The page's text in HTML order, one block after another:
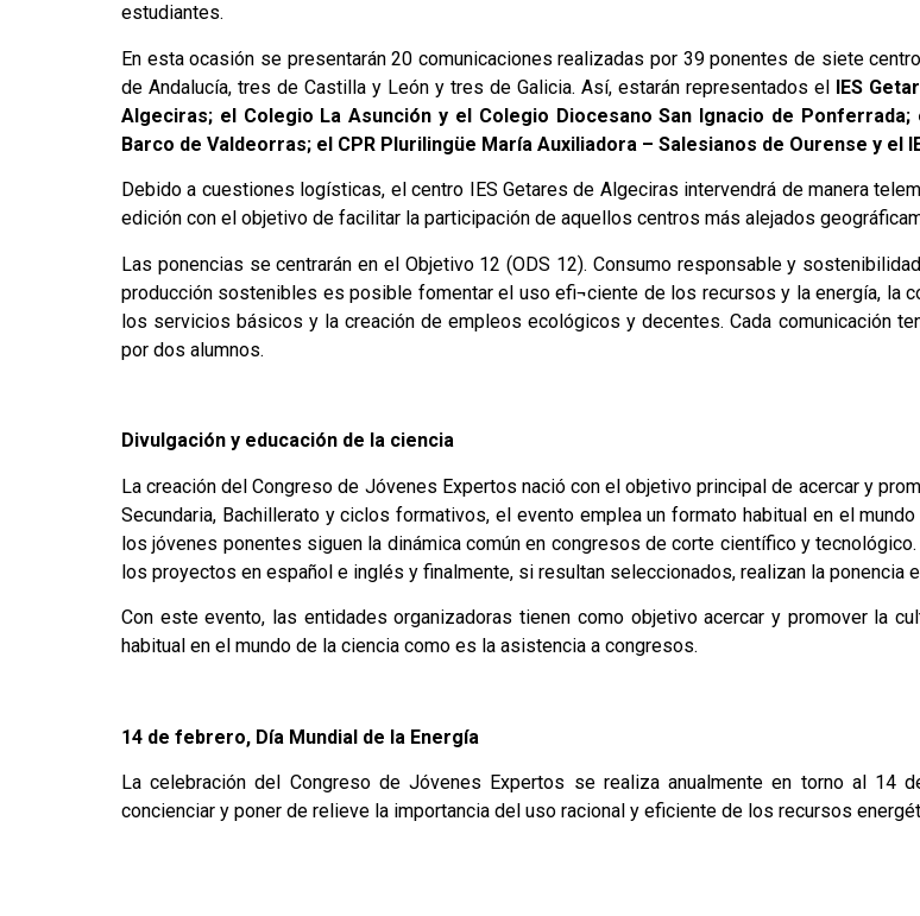
estudiantes.
En esta ocasión se presentarán 20 comunicaciones realizadas por 39 ponentes de siete
de Andalucía, tres de Castilla y León y tres de Galicia. Así, estarán representados el IES
Algeciras; el Colegio La Asunción y el Colegio Diocesano San Ignacio de
Barco de Valdeorras; el CPR Plurilingüe María Auxiliadora – Salesianos de Ourense y el
Debido a cuestiones logísticas, el centro IES Getares de Algeciras intervendrá de manera
edición con el objetivo de facilitar la participación de aquellos centros más alejados
Las ponencias se centrarán en el Objetivo 12 (ODS 12). Consumo responsable y
producción sostenibles es posible fomentar el uso efi¬ciente de los recursos y la energía, la
los servicios básicos y la creación de empleos ecológicos y decentes. Cada comunicación
por dos alumnos.
Divulgación y educación de la ciencia
La creación del Congreso de Jóvenes Expertos nació con el objetivo principal de acercar y
Secundaria, Bachillerato y ciclos formativos, el evento emplea un formato habitual en el
los jóvenes ponentes siguen la dinámica común en congresos de corte científico y
los proyectos en español e inglés y finalmente, si resultan seleccionados, realizan la
Con este evento, las entidades organizadoras tienen como objetivo acercar y promover la
habitual en el mundo de la ciencia como es la asistencia a congresos.
14 de febrero, Día Mundial de la Energía
La celebración del Congreso de Jóvenes Expertos se realiza anualmente en torno al 14
concienciar y poner de relieve la importancia del uso racional y eficiente de los recursos